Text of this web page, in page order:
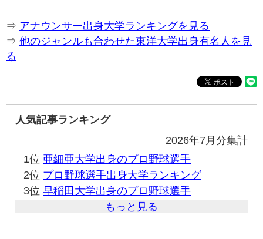
⇒ アナウンサー出身大学ランキングを見る
⇒ 他のジャンルも合わせた東洋大学出身有名人を見
る
人気記事ランキング
2026年7月分集計
1位 亜細亜大学出身のプロ野球選手
2位 プロ野球選手出身大学ランキング
3位 早稲田大学出身のプロ野球選手
もっと見る